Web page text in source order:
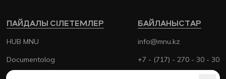
БАЙЛАНЫСТАР
info@mnu.kz
+7 - (717) - 270 - 30 - 30
ПАЙДАЛЫ СІЛЕТЕМЛЕР
HUB MNU
Documentolog